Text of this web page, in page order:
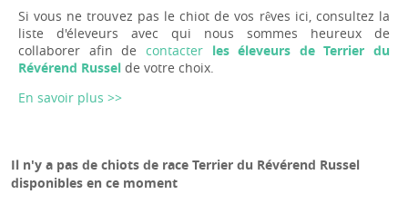
Si vous ne trouvez pas le chiot de vos rêves ici, consultez la
liste d'éleveurs avec qui nous sommes heureux de
collaborer afin de contacterles éleveurs de Terrier du
Révérend Russel de votre choix.
En savoir plus >>
Il n'y a pas de chiots de race Terrier du Révérend Russel
disponibles en ce moment